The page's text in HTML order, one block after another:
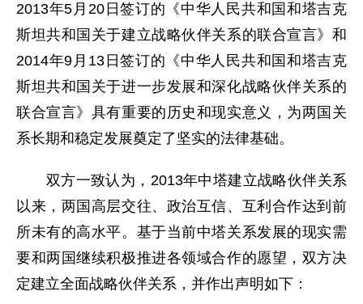
2013年5月20日签订的《中华人民共和国和塔吉克
斯坦共和国关于建立战略伙伴关系的联合宣言》和
2014年9月13日签订的《中华人民共和国和塔吉克
斯坦共和国关于进一步发展和深化战略伙伴关系的
联合宣言》具有重要的历史和现实意义，为两国关
系长期和稳定发展奠定了坚实的法律基础。
双方一致认为，2013年中塔建立战略伙伴关系
以来，两国高层交往、政治互信、互利合作达到前
所未有的高水平。基于当前中塔关系发展的现实需
要和两国继续积极推进各领域合作的愿望，双方决
定建立全面战略伙伴关系，并作出声明如下：